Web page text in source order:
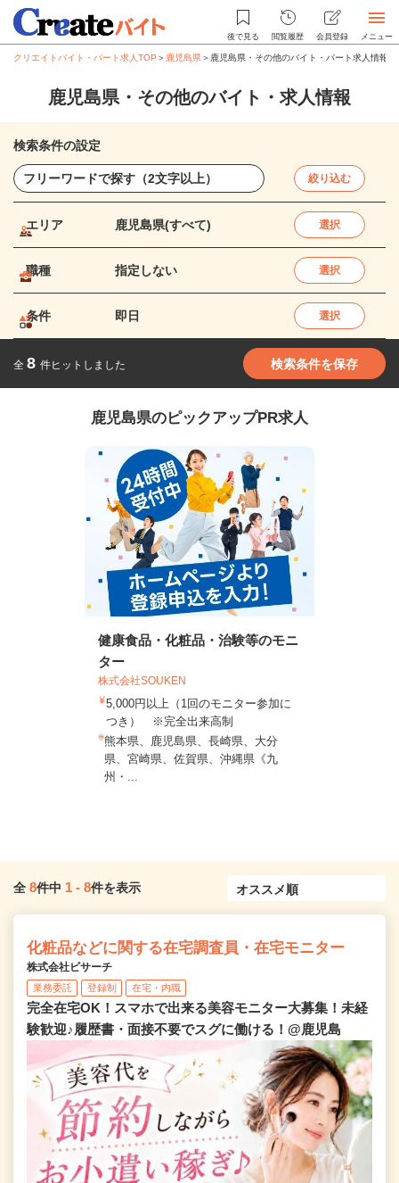
後で見る 閲覧履歴 会員登録 メニュー
クリエイトバイト・パート求人TOP ＞ 鹿児島県＞ 鹿児島県・その他のバイト・パート求人情報
鹿児島県・その他のバイト・求人情報
検索条件の設定
絞り込む
エリア 鹿児島県(すべて) 選択
職種 指定しない 選択
条件 即日 選択
全 8 件ヒットしました 検索条件を保存
鹿児島県のピックアップPR求人
健康食品・化粧品・治験等のモニ
ター
株式会社SOUKEN
5,000円以上（1回のモニター参加に
つき） ※完全出来高制
熊本県、鹿児島県、長崎県、大分
県、宮崎県、佐賀県、沖縄県《九
州・...
全 8件中 1 - 8件を表示
化粧品などに関する在宅調査員・在宅モニター
株式会社ビサーチ
業務委託 登録制 在宅・内職
完全在宅OK！スマホで出来る美容モニター大募集！未経
験歓迎♪履歴書・面接不要でスグに働ける！@鹿児島